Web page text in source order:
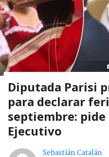
Diputada Parisi
para declarar
septiembre: pide
Ejecutivo
Sebastián Catalán